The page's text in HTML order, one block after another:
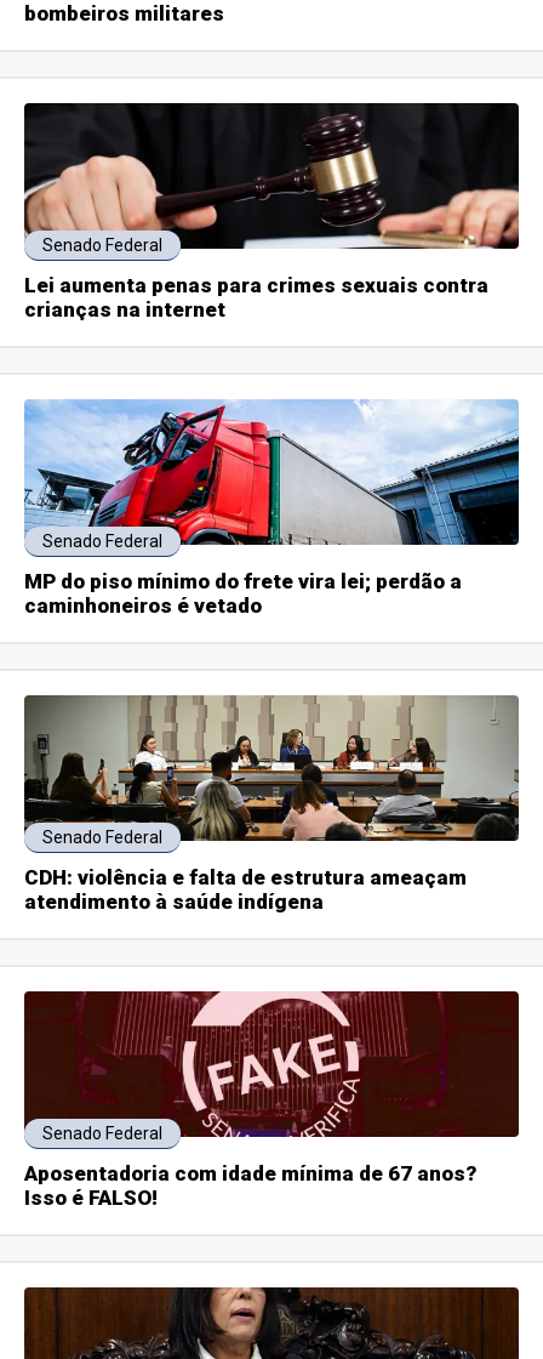
bombeiros militares
Senado Federal
Lei aumenta penas para crimes sexuais contra
crianças na internet
Senado Federal
MP do piso mínimo do frete vira lei; perdão a
caminhoneiros é vetado
Senado Federal
CDH: violência e falta de estrutura ameaçam
atendimento à saúde indígena
Senado Federal
Aposentadoria com idade mínima de 67 anos?
Isso é FALSO!